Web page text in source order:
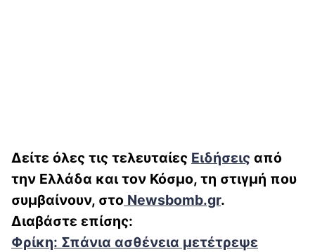
Δείτε όλες τις τελευταίες Ειδήσεις από
την Ελλάδα και τον Κόσμο, τη στιγμή που
συμβαίνουν, στο Newsbomb.gr.
Διαβάστε επίσης:
Φρίκη: Σπάνια ασθένεια μετέτρεψε